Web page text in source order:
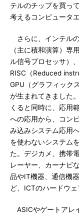
テルのチップを買っ
考えるコンピュータ
さらに、インテル
（主に積和演算）専
ル信号プロセッサ）
RISC（Reduced
GPU（グラフィック
が生まれてきました
くると同時に、応用
への応用から、コン
み込みシステム応用
を使わないシステム
た。デジカメ、携帯
レーヤー、カーナビ
品やIT機器、通信機
ど、ICTのハードウェ
ASICやゲートアレ